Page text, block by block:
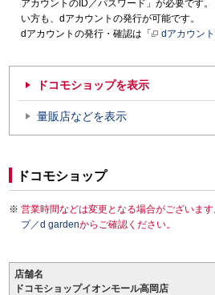
アカウントのID／パスワード」が必要です
い方も、dアカウントの発行が可能です。
dアカウントの発行・確認は「
dアカウン
ドコモショップを表示
量販店などを表示
ドコモショップ
営業時間などは変更となる場合がございま
プ／d gardenからご確認ください。
店舗名
ドコモショップイオンモール高岡店